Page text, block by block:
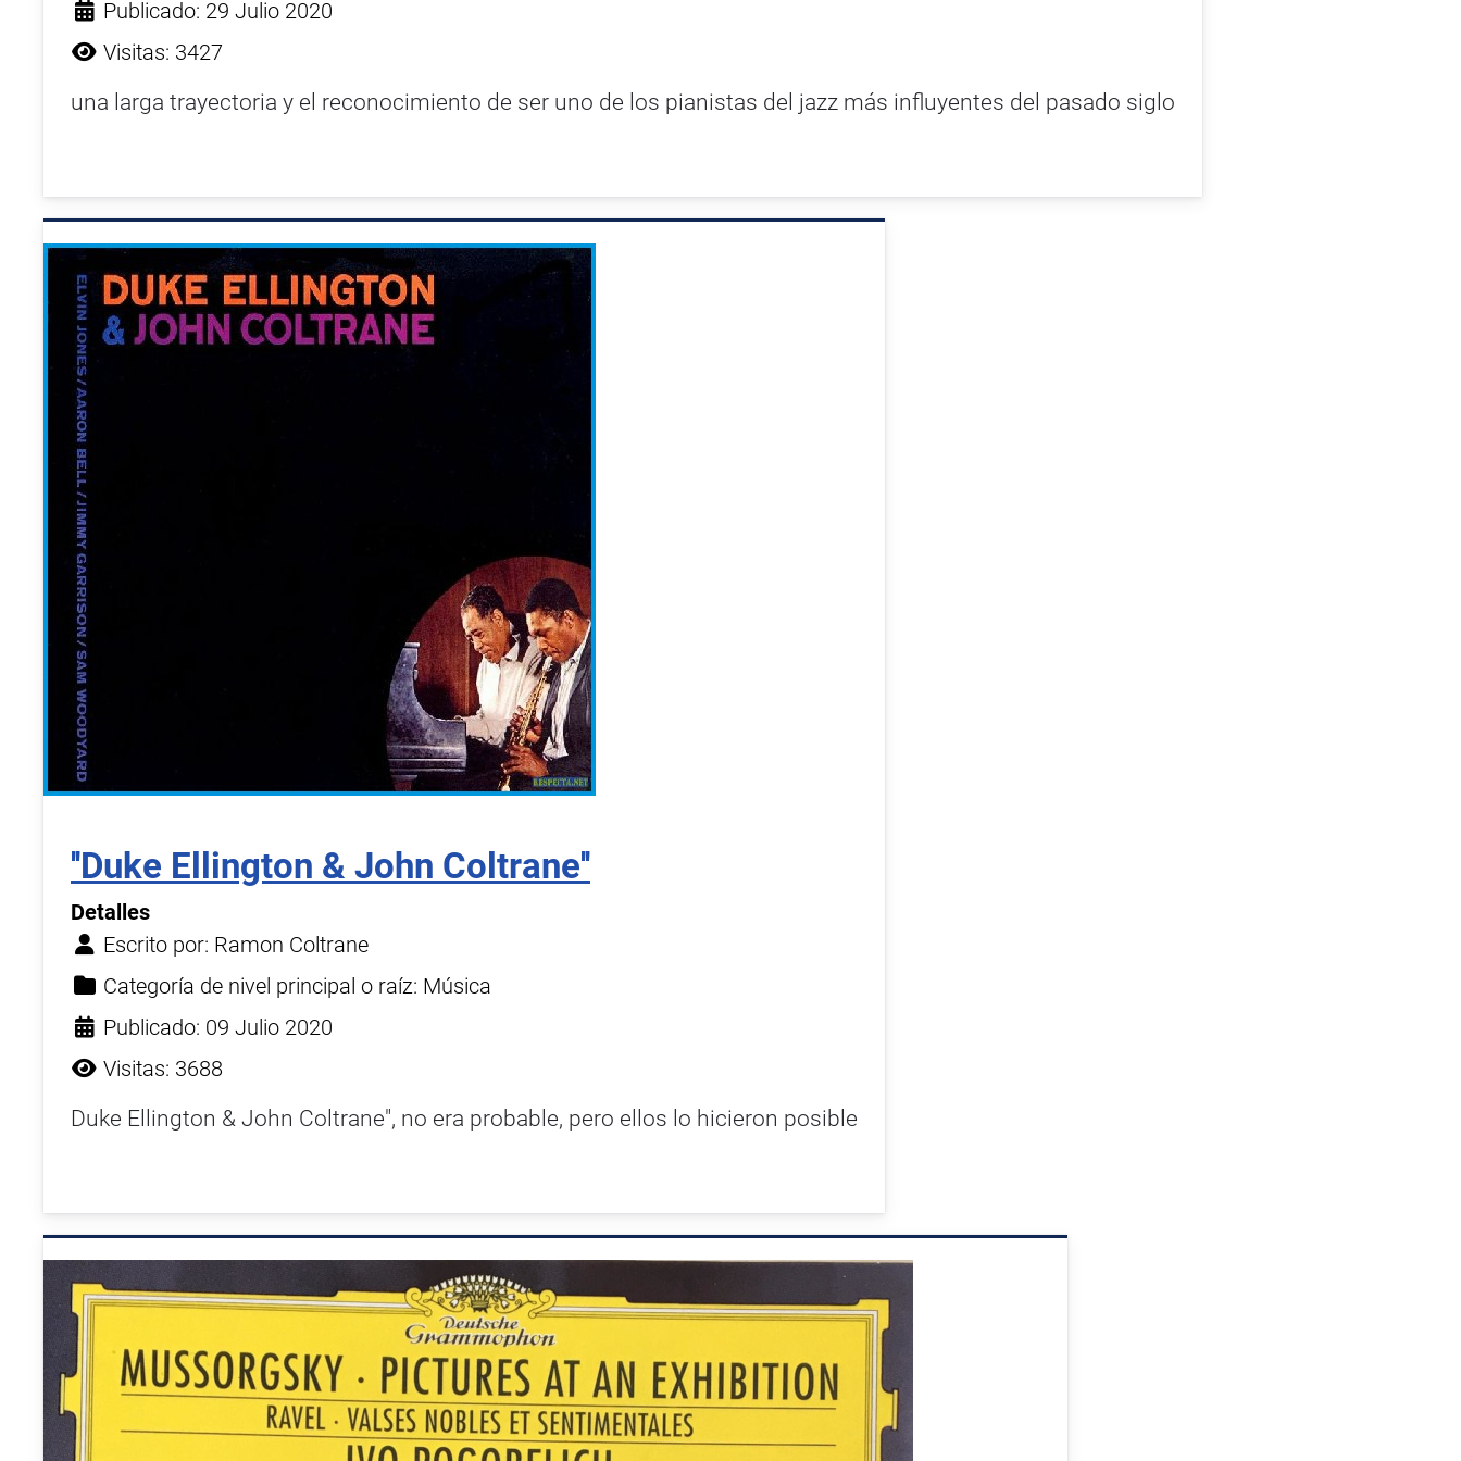
Publicado: 29 Julio 2020
Visitas: 3427
una larga trayectoria y el reconocimiento de ser uno de los pianistas del jazz más influyentes del pasado siglo
''Duke Ellington & John Coltrane''
Detalles
Escrito por: Ramon Coltrane
Categoría de nivel principal o raíz: Música
Publicado: 09 Julio 2020
Visitas: 3688
Duke Ellington & John Coltrane", no era probable, pero ellos lo hicieron posible